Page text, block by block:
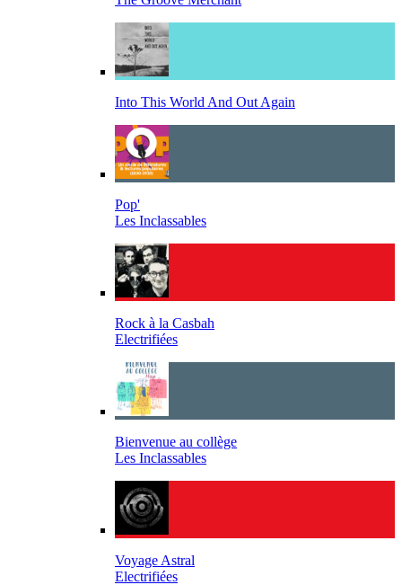
Into This World And Out Again
Pop'
Les Inclassables
Rock à la Casbah
Electrifiées
Bienvenue au collège
Les Inclassables
Voyage Astral
Electrifiées